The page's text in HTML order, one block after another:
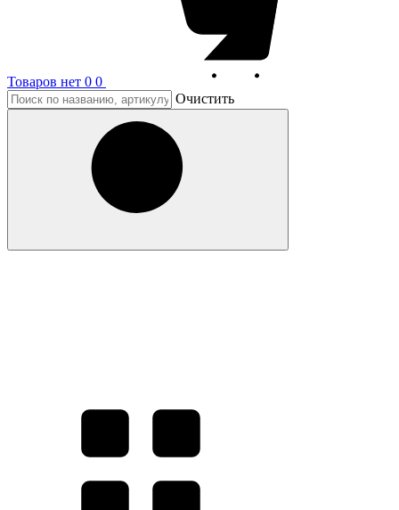
Товаров нет 0 0
Очистить